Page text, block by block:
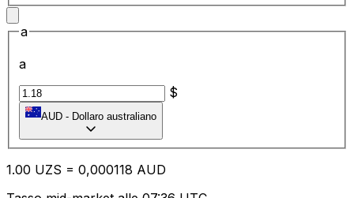
a
a
$
AUD - Dollaro australiano
1.00 UZS = 0,000118 AUD